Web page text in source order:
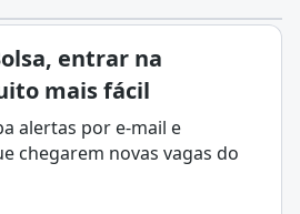
entrar na
mais fácil
alertas por e-mail e
chegarem novas vagas do